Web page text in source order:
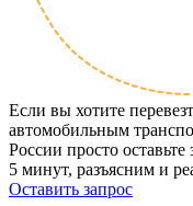
Если вы хотите
автомобильным
России просто
5 минут, разъясним и
Оставить запрос